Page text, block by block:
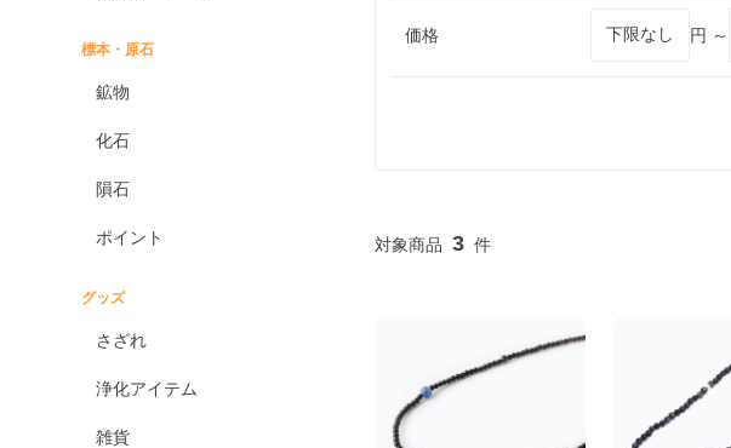
標本・原石
鉱物
化石
隕石
ポイント
グッズ
さざれ
浄化アイテム
雑貨
価格 円 ～
3